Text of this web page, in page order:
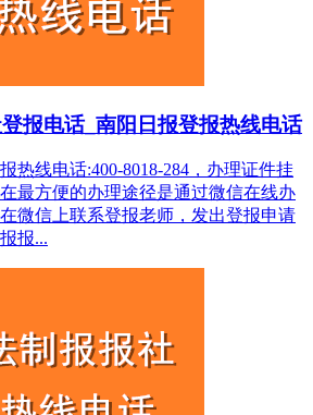
报电话_南阳日报登报热线电话
热线电话:400-8018-284，办理证件挂
最方便的办理途径是通过微信在线办
微信上联系登报老师，发出登报申请
报...